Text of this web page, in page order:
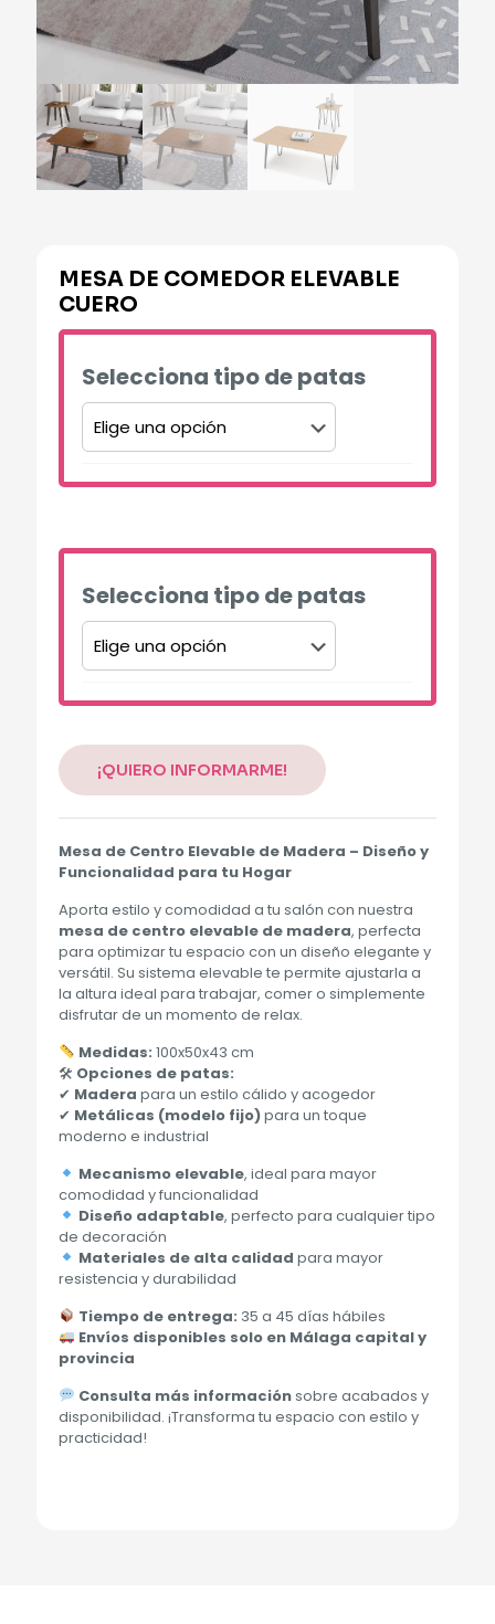
MESA DE COMEDOR ELEVABLE
CUERO
Selecciona tipo de patas
Selecciona tipo de patas
¡QUIERO INFORMARME!
Mesa de Centro Elevable de Madera – Diseño y
Funcionalidad para tu Hogar
Aporta estilo y comodidad a tu salón con nuestra
mesa de centro elevable de madera, perfecta
para optimizar tu espacio con un diseño elegante y
versátil. Su sistema elevable te permite ajustarla a
la altura ideal para trabajar, comer o simplemente
disfrutar de un momento de relax.
Medidas: 100x50x43 cm
🛠 Opciones de patas:
✔ Madera para un estilo cálido y acogedor
✔ Metálicas (modelo fijo)para un toque
moderno e industrial
Mecanismo elevable, ideal para mayor
comodidad y funcionalidad
Diseño adaptable, perfecto para cualquier tipo
de decoración
Materiales de alta calidad para mayor
resistencia y durabilidad
Tiempo de entrega: 35 a 45 días hábiles
Envíos disponibles solo en Málaga capital y
provincia
Consulta más informaciónsobre acabados y
disponibilidad. ¡Transforma tu espacio con estilo y
practicidad!